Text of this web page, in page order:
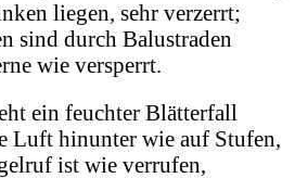
liegen, sehr verzerrt;
sind durch Balustraden
wie versperrt.
ein feuchter Blätterfall
Luft hinunter wie auf Stufen,
ist wie verrufen,